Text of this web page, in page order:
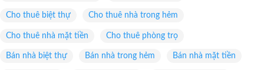
Cho thuê biệt thự Cho thuê nhà trong hẻm
Cho thuê nhà mặt tiền Cho thuê phòng trọ
Bán nhà biệt thự Bán nhà trong hẻm Bán nhà mặt tiền